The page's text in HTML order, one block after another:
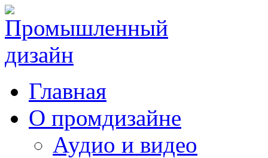
Главная
О промдизайне
Аудио и видео